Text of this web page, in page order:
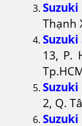
Thạnh
Suzuki
13, P.
Suzuki
2, Q.